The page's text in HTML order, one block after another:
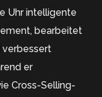
Uhr intelligente
bearbeitet
verbessert
er
Cross-Selling-